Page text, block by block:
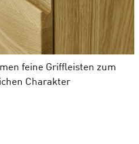
feine Griffleisten zum
Charakter